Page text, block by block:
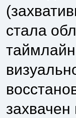
стала